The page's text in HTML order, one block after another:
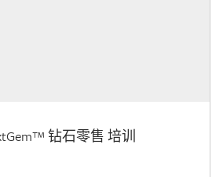
钻石零售 培训